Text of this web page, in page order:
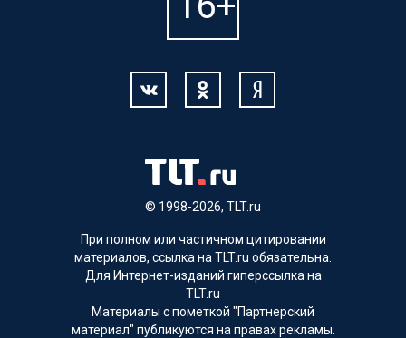
© 1998-2026, TLT.ru
При полном или частичном цитировании
материалов, ссылка на TLT.ru обязательна.
Для Интернет-изданий гиперссылка на
TLT.ru
Материалы с пометкой "Партнерский
материал" публикуются на правах рекламы.